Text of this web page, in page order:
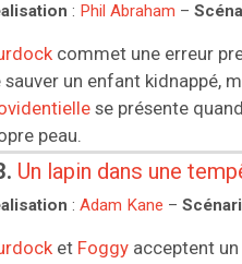
: Phil Abraham –
commet une erreur
sauver un enfant kidnappé,
se présente
peau.
Un lapin dans une
:Adam Kane –
et Foggy acceptent un